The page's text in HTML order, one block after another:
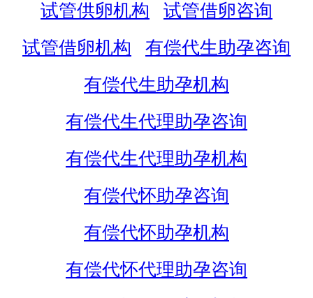
试管供卵机构
试管借卵咨询
试管借卵机构
有偿代生助孕咨询
有偿代生助孕机构
有偿代生代理助孕咨询
有偿代生代理助孕机构
有偿代怀助孕咨询
有偿代怀助孕机构
有偿代怀代理助孕咨询